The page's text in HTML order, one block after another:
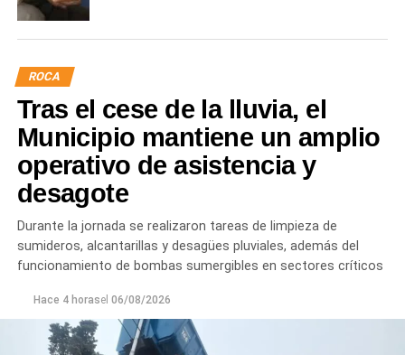
ROCA
Tras el cese de la lluvia, el
Municipio mantiene un amplio
operativo de asistencia y
desagote
Durante la jornada se realizaron tareas de limpieza de
sumideros, alcantarillas y desagües pluviales, además del
funcionamiento de bombas sumergibles en sectores críticos
Hace 4 horasel 06/08/2026